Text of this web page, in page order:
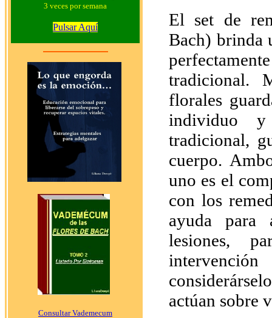
3 veces por semana
Pulsar Aquí
Consultar Vademecum
El set de
Bach) brinda
tradicional.
florales
individuo y
tradicional,
cuerpo.
uno es el
con los
ayuda para
lesiones,
actúan sobre